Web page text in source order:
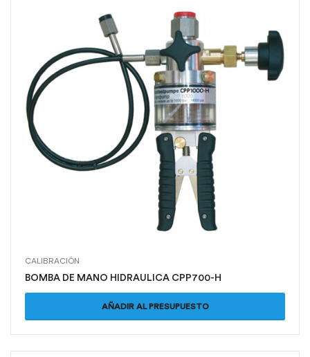
CALIBRACIÓN
BOMBA DE MANO HIDRAULICA CPP700-H
AÑADIR AL PRESUPUESTO